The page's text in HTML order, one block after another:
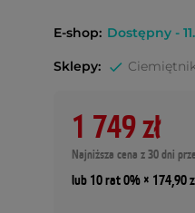
E-shop: Dostępny -
Sklepy:
1 749 zł
Najniższa cena z 30 dni
lub 10 rat 0% × 174,90